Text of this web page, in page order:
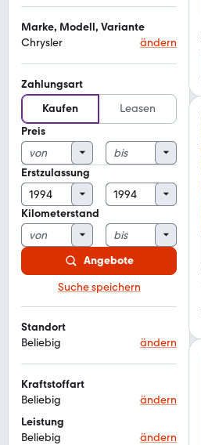
Marke, Modell, Variante
Chrysler
ändern
Zahlungsart
Kaufen
Leasen
Preis
Erstzulassung
Kilometerstand
Angebote
Suche speichern
Standort
Beliebig
ändern
Kraftstoffart
Beliebig
ändern
Leistung
Beliebig
ändern